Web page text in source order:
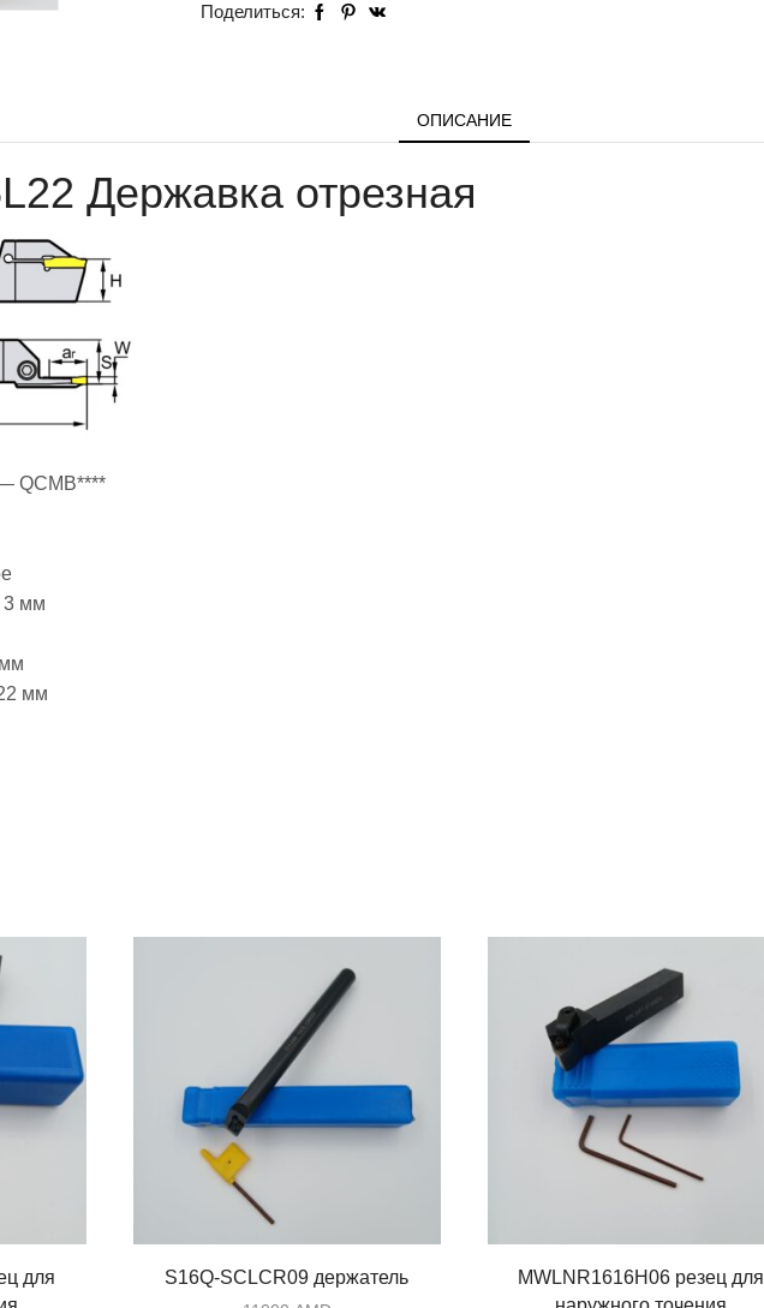
Поделиться:
ОПИСАНИЕ
Державка отрезная
QCMB****
3 мм
мм
для
S16Q-SCLCR09 держатель
MWLNR1616H06 резец для